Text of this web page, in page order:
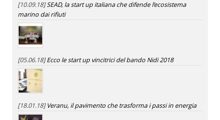
[10.09.18]SEAD, la start up italiana che difende l’ecosistema
marino dai rifiuti
[05.06.18]Ecco le start up vincitrici del bando Nidi 2018
[18.01.18]Veranu, il pavimento che trasforma i passi in energia